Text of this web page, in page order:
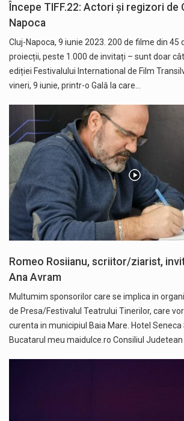
Începe TIFF.22: Actori și regizori de
Napoca
Cluj-Napoca, 9 iunie 2023. 200 de filme din 45
proiecții, peste 1.000 de invitați – sunt doar
ediției Festivalului International de Film
vineri, 9 iunie, printr-o Gală la care…
Romeo Rosiianu, scriitor/ziarist,
Ana Avram
Multumim sponsorilor care se implica in
de Presa/Festivalul Teatrului Tinerilor, care
curenta in municipiul Baia Mare. Hotel
Bucatarul meu maidulce.ro Consiliul